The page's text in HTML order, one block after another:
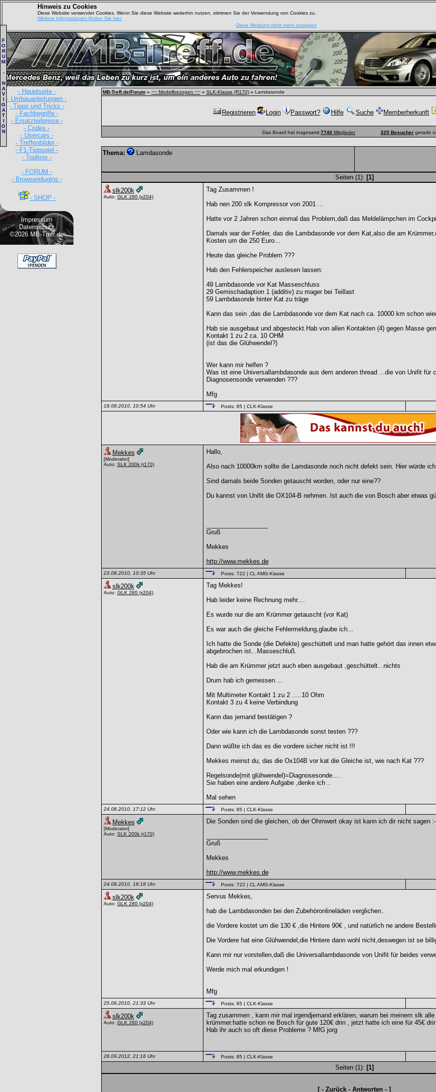
Hinweis zu Cookies
Diese Website verwendet Cookies. Wenn Sie diese Website weiterhin nutzen, stimmen Sie der Verwendung von Cookies zu.
Weitere Informationen finden Sie hier.
Diese Meldung nicht mehr anzeigen
- Hauptseite -
- Umbauanleitungen -
- Tipps und Tricks -
- Fachbegriffe -
- Ersatzteilpreise -
- Codes -
- Usercars -
- Treffenbilder -
- F1-Tippspiel -
- Topliste -
- FORUM -
- Browserplugins -
- SHOP -
Impressum
Datenschutz
©2026 MB-Treff.de
F
O
R
U
M
-
N
A
V
I
G
A
T
I
O
N
MB-Treff.de/Forum » ~~ Modellbezogen ~~ » SLK-Klasse (R170) » Lamdasonde
Registrieren Login Passwort? Hilfe Suche Memberherkunft
Das Board hat insgesamt:7740 Mitglieder 325 Besucher gerade
Thema: Lamdasonde
Seiten (1): [1]
slk200k
Auto: GLK 280(x204)
Tag Zusammen !
Hab nen 200 slk Kompressor von 2001 ...
Hatte vor 2 Jahren schon einmal das Problem,daß das Meldelämpchen im
Damals war der Fehler, das die Lambdasonde vor dem Kat,also die am
Kosten um die 250 Euro...
Heute das gleiche Problem ???
Hab den Fehlerspeicher auslesen lassen:
49 Lambdasonde vor Kat Masseschluss
29 Gemischadaption 1 (additiv) zu mager bei Teillast
59 Lambdasonde hinter Kat zu träge
Kann das sein ,das die Lambdasonde vor dem Kat nach ca. 10000 km schon
Hab sie ausgebaut und abgesteckt.Hab von allen Kontakten (4) gegen Masse
Kontakt 1 zu 2 ca. 10 OHM
(ist das die Glühwendel?)
Wer kann mir helfen ?
Was ist eine Universallambdasonde aus dem anderen thread ...die von Unifit für
Diagnosensonde verwenden ???
Mfg
18.08.2010, 10:54 Uhr Posts: 85 | CLK-Klasse
Mekkes
[Moderator]
Auto: SLK 200k(r170)
Hallo,
Also nach 10000km sollte die Lamdasonde noch nicht defekt sein. Hier würde
Sind damals beide Sonden getauscht worden, oder nur eine??
Du kannst von Unifit die OX104-B nehmen. Ist auch die von Bosch aber etwas
Gruß
Mekkes
http://www.mekkes.de
23.08.2010, 10:35 Uhr Posts: 722 | CL AMG-Klasse
slk200k
Auto: GLK 280(x204)
Tag Mekkes!
Hab leider keine Rechnung mehr....
Es wurde nur die am Krümmer getauscht (vor Kat)
Es war auch die gleiche Fehlermeldung,glaube ich...
Ich hatte die Sonde (die Defekte) geschüttelt und man hatte gehört das innen
abgebrochen ist...Masseschluß.
Hab die am Krümmer jetzt auch eben ausgebaut ,geschüttelt...nichts
Drum hab ich gemessen ...
Mit Multimeter Kontakt 1 zu 2 .....10 Ohm
Kontakt 3 zu 4 keine Verbindung
Kann das jemand bestätigen ?
Oder wie kann ich die Lambdasonde sonst testen ???
Dann wüßte ich das es die vordere sicher nicht ist !!!
Mekkes meinst du, das die Ox104B vor kat die Gleiche ist, wie nach Kat ???
Regelsonde(mit glühwendel)=Diagnosesonde....
Sie haben eine andere Aufgabe ,denke ich ..
Mal sehen
24.08.2010, 17:12 Uhr Posts: 85 | CLK-Klasse
Mekkes
[Moderator]
Auto: SLK 200k(r170)
Die Sonden sind die gleichen, ob der Ohmwert okay ist kann ich dir nicht sagen
Gruß
Mekkes
http://www.mekkes.de
24.08.2010, 18:18 Uhr Posts: 722 | CL AMG-Klasse
slk200k
Auto: GLK 280(x204)
Servus Mekkes,
hab die Lambdasonden bei den Zubehöronlineläden verglichen..
die Vordere kostet um die 130 € ,die Hintere 90€ , und natürlich ne andere
Die Vordere hat eine Glühwendel,die Hintere dann wohl nicht,deswegen ist se
Kann mir nur vorstellen,daß die Universallambdasonde von Unifit für beides
Werde mich mal erkundigen !
Mfg
25.08.2010, 21:33 Uhr Posts: 85 | CLK-Klasse
slk200k
Auto: GLK 280(x204)
Tag zusammen , kann mir mal irgendjemand erklären, warum bei meinem slk
krümmer.hatte schon ne Bosch für gute 120€ drin , jetzt hatte ich eine für 45€
Hab ihr auch so oft diese Probleme ? MfG jorg
28.09.2012, 21:16 Uhr Posts: 85 | CLK-Klasse
Seiten (1): [1]
[ - Zurück - Antworten - ]